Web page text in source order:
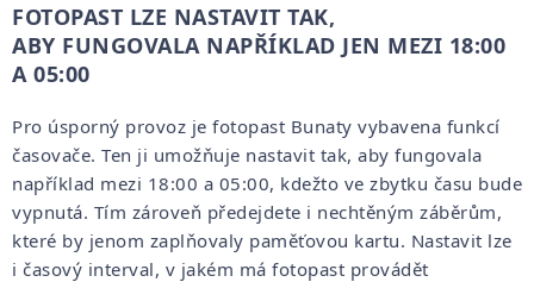
FOTOPAST LZE NASTAVIT TAK,
ABY FUNGOVALA NAPŘÍKLAD JEN MEZI 18:00
A 05:00
Pro úsporný provoz je fotopast Bunaty vybavena funkcí
časovače. Ten ji umožňuje nastavit tak, aby fungovala
například mezi 18:00 a 05:00, kdežto ve zbytku času bude
vypnutá. Tím zároveň předejdete i nechtěným záběrům,
které by jenom zaplňovaly paměťovou kartu. Nastavit lze
i časový interval, v jakém má fotopast provádět